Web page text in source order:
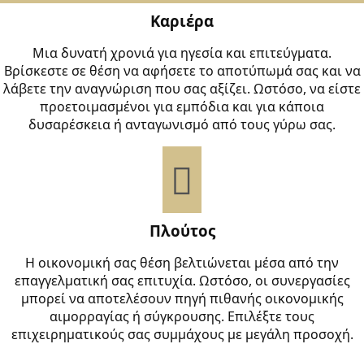
Καριέρα
Μια δυνατή χρονιά για ηγεσία και επιτεύγματα.
Βρίσκεστε σε θέση να αφήσετε το αποτύπωμά σας και να
λάβετε την αναγνώριση που σας αξίζει. Ωστόσο, να είστε
προετοιμασμένοι για εμπόδια και για κάποια
δυσαρέσκεια ή ανταγωνισμό από τους γύρω σας.
Πλούτος
Η οικονομική σας θέση βελτιώνεται μέσα από την
επαγγελματική σας επιτυχία. Ωστόσο, οι συνεργασίες
μπορεί να αποτελέσουν πηγή πιθανής οικονομικής
αιμορραγίας ή σύγκρουσης. Επιλέξτε τους
επιχειρηματικούς σας συμμάχους με μεγάλη προσοχή.